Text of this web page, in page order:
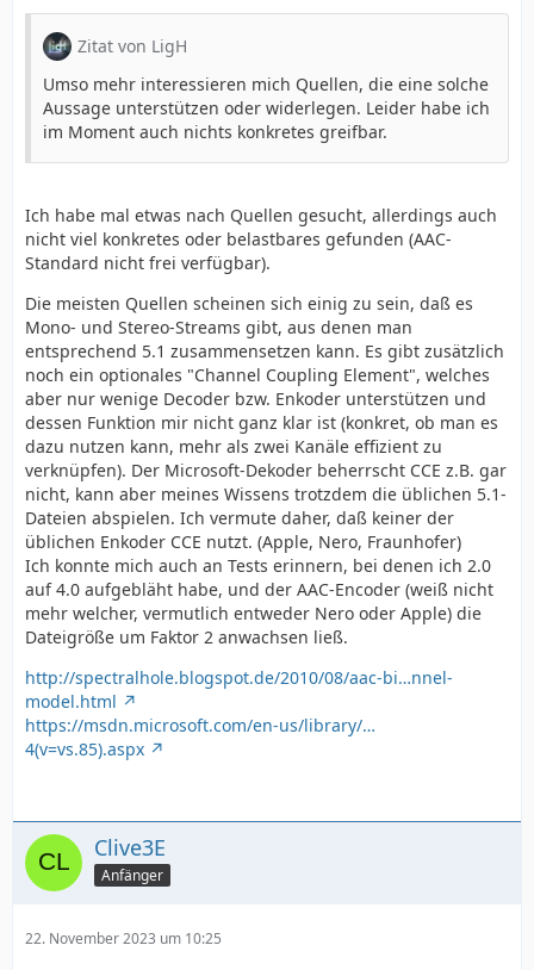
Zitat von LigH
Umso mehr interessieren mich Quellen, die eine solche
Aussage unterstützen oder widerlegen. Leider habe ich
im Moment auch nichts konkretes greifbar.
Ich habe mal etwas nach Quellen gesucht, allerdings auch
nicht viel konkretes oder belastbares gefunden (AAC-
Standard nicht frei verfügbar).
Die meisten Quellen scheinen sich einig zu sein, daß es
Mono- und Stereo-Streams gibt, aus denen man
entsprechend 5.1 zusammensetzen kann. Es gibt zusätzlich
noch ein optionales "Channel Coupling Element", welches
aber nur wenige Decoder bzw. Enkoder unterstützen und
dessen Funktion mir nicht ganz klar ist (konkret, ob man es
dazu nutzen kann, mehr als zwei Kanäle effizient zu
verknüpfen). Der Microsoft-Dekoder beherrscht CCE z.B. gar
nicht, kann aber meines Wissens trotzdem die üblichen 5.1-
Dateien abspielen. Ich vermute daher, daß keiner der
üblichen Enkoder CCE nutzt. (Apple, Nero, Fraunhofer)
Ich konnte mich auch an Tests erinnern, bei denen ich 2.0
auf 4.0 aufgebläht habe, und der AAC-Encoder (weiß nicht
mehr welcher, vermutlich entweder Nero oder Apple) die
Dateigröße um Faktor 2 anwachsen ließ.
http://spectralhole.blogspot.de/2010/08/aac-bi…nnel-
model.html
https://msdn.microsoft.com/en-us/library/…
4(v=vs.85).aspx
Clive3E
Anfänger
22. November 2023 um 10:25